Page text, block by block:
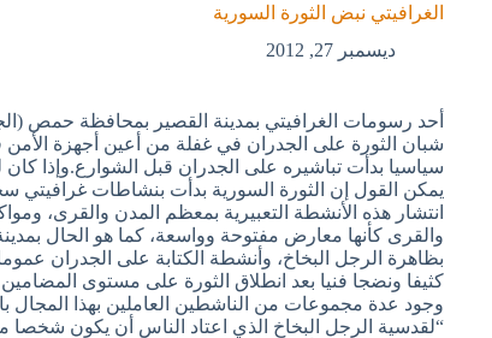
الغرافيتي نبض الثورة السورية
ديسمبر 27, 2012
أحد رسومات الغرافيتي بمدينة القصير بمحافظة حمص
شبان الثورة على الجدران في غفلة من أعين أجهزة الأمن
سياسيا بدأت تباشيره على الجدران قبل الشوارع.وإذا
يمكن القول إن الثورة السورية بدأت بنشاطات غرافيتي
انتشار هذه الأنشطة التعبيرية بمعظم المدن والقرى،
والقرى كأنها معارض مفتوحة وواسعة، كما هو الحال
بظاهرة الرجل البخاخ، وأنشطة الكتابة على الجدران
كثيفا ونضجا فنيا بعد انطلاق الثورة على مستوى
وجود عدة مجموعات من الناشطين العاملين بهذا المجال
“لقدسية الرجل البخاخ الذي اعتاد الناس أن يكون شخصا